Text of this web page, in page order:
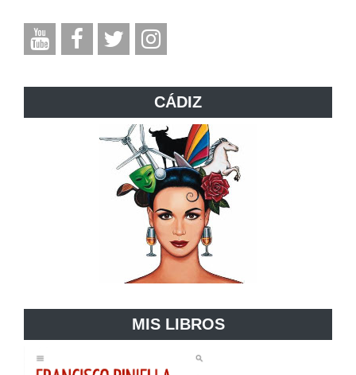
CÁDIZ
MIS LIBROS